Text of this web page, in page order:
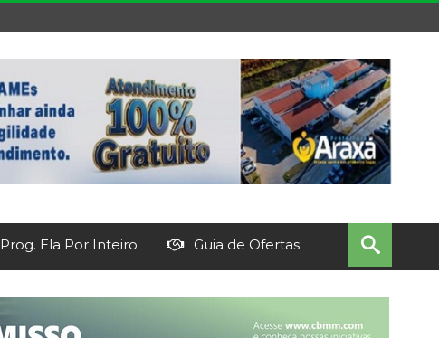
Prog. Ela Por Inteiro Guia de Ofertas